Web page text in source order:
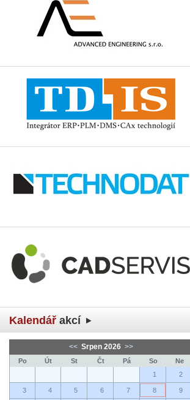
Kalendář akcí
<< Srpen 2026 >>
Po Út St Čt Pá So
Ne
1
2
3 4 5 6 7 8 9